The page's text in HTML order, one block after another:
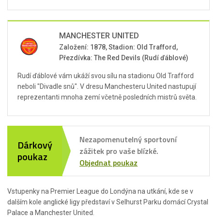
Vstupenky na Premier League do Londýna na utkání, kde se v
dalším kole anglické ligy představí v Selhurst Parku domácí Crystal
Palace a Manchester United.
MANCHESTER UNITED
Založení: 1878, Stadion: Old Trafford,
Přezdívka: The Red Devils (Rudí ďáblové)
Rudí ďáblové vám ukáží svou sílu na stadionu Old Trafford
neboli "Divadle snů". V dresu Manchesteru United nastupují
reprezentanti mnoha zemí včetně posledních mistrů světa.
Dárkový
poukaz
Nezapomenutelný sportovní
zážitek pro vaše blízké.
Objednat poukaz